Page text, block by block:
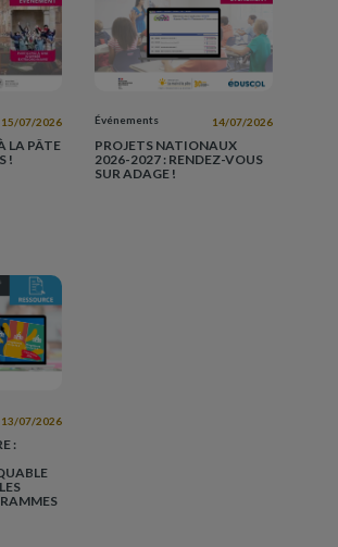
15/07/2026
LA PÂTE
!
Événements 14/07/2026
PROJETS NATIONAUX
2026-2027 : RENDEZ-VOUS
SUR ADAGE !
13/07/2026
: